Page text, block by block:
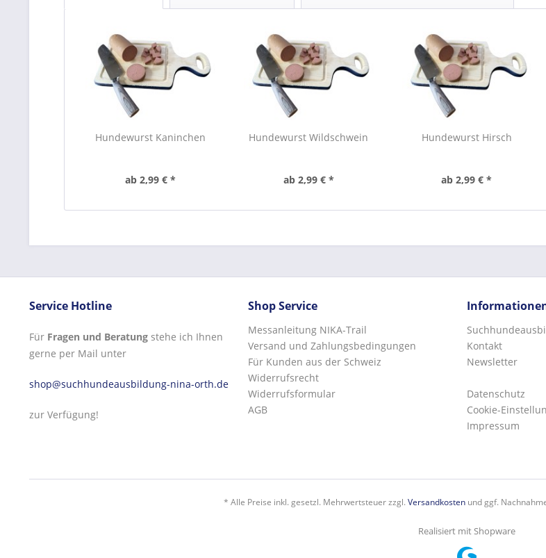
Hundewurst Kaninchen
ab 2,99 € *
Hundewurst Wildschwein
ab 2,99 € *
Hundewurst Hirsch
ab 2,99 € *
Service Hotline
Für Fragen und Beratung stehe ich Ihnen
gerne per Mail unter
shop@suchhundeausbildung-nina-orth.de
zur Verfügung!
Shop Service
Messanleitung NIKA-Trail
Versand und Zahlungsbedingungen
Für Kunden aus der Schweiz
Widerrufsrecht
Widerrufsformular
AGB
Kontakt
Newsletter
Datenschutz
Cookie-
Impressum
* Alle Preise inkl. gesetzl. Mehrwertsteuer zzgl. Versandkostenund ggf.
Realisiert mit Shopware